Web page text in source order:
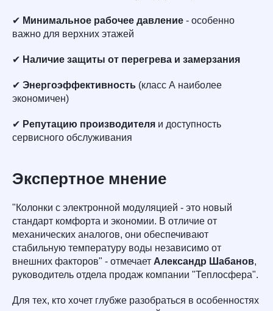
✔ Минимальное рабочее давление - особенно
важно для верхних этажей
✔ Наличие защиты от перегрева и замерзания
✔ Энергоэффективность (класс А наиболее
экономичен)
✔ Репутацию производителя и доступность
сервисного обслуживания
Экспертное мнение
"Колонки с электронной модуляцией - это новый
стандарт комфорта и экономии. В отличие от
механических аналогов, они обеспечивают
стабильную температуру воды независимо от
внешних факторов" - отмечает Александр Шабанов,
руководитель отдела продаж компании "Теплосфера".
Для тех, кто хочет глубже разобраться в особенностях